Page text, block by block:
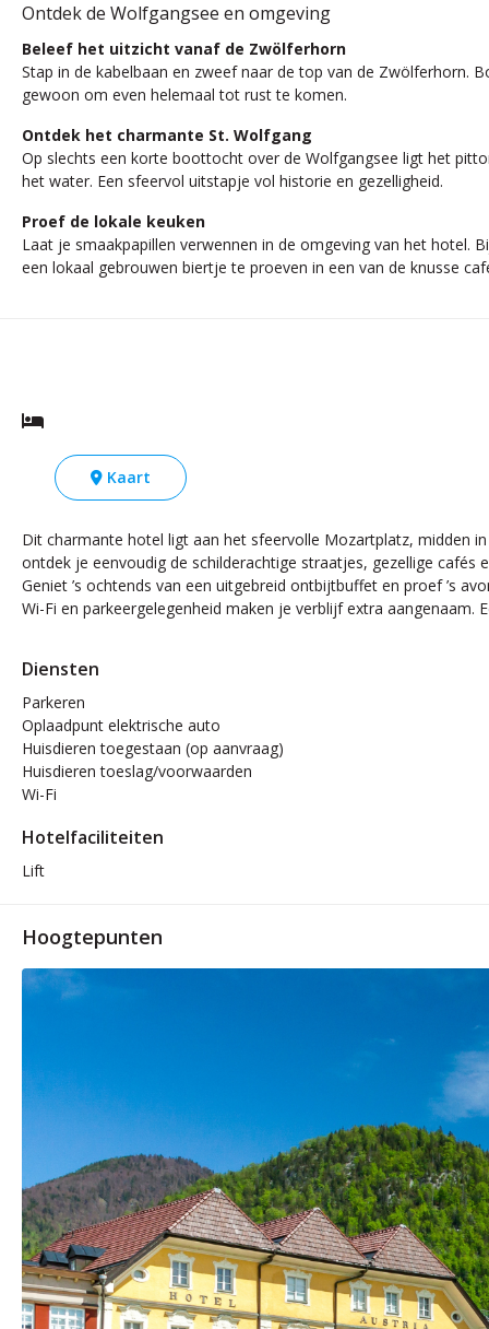
Ontdek de Wolfgangsee en omgeving
Beleef het uitzicht vanaf de Zwölferhorn
Stap in de kabelbaan en zweef naar de top van de Zwölferhorn.
gewoon om even helemaal tot rust te komen.
Ontdek het charmante St. Wolfgang
Op slechts een korte boottocht over de Wolfgangsee ligt het
het water. Een sfeervol uitstapje vol historie en gezelligheid.
Proef de lokale keuken
Laat je smaakpapillen verwennen in de omgeving van het hotel.
een lokaal gebrouwen biertje te proeven in een van de knusse
Kaart
Dit charmante hotel ligt aan het sfeervolle Mozartplatz, midden
ontdek je eenvoudig de schilderachtige straatjes, gezellige
Geniet ’s ochtends van een uitgebreid ontbijtbuffet en proef ’s
Wi-Fi en parkeergelegenheid maken je verblijf extra
Diensten
Parkeren
Oplaadpunt elektrische auto
Huisdieren toegestaan (op aanvraag)
Huisdieren toeslag/voorwaarden
Wi-Fi
Hotelfaciliteiten
Lift
Hoogtepunten